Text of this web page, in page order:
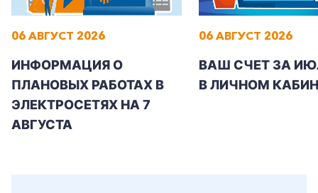
+7-800-700-24-57
Частным клиентам
06 АВГУСТ 2026
ИНФОРМАЦИЯ О
ПЛАНОВЫХ РАБОТАХ В
ЭЛЕКТРОСЕТЯХ НА 7
АВГУСТА
06 АВГУСТ 2026
ВАШ СЧЕТ ЗА
В ЛИЧНОМ